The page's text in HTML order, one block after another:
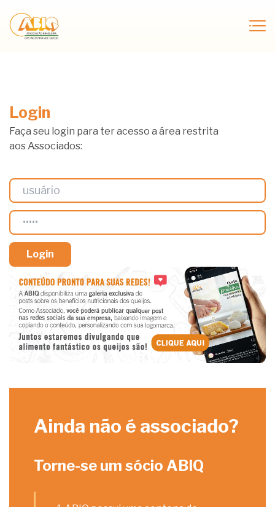
Login
Faça seu login para ter acesso a área restrita
aos Associados:
Ainda não é associado?
Torne-se um sócio ABIQ